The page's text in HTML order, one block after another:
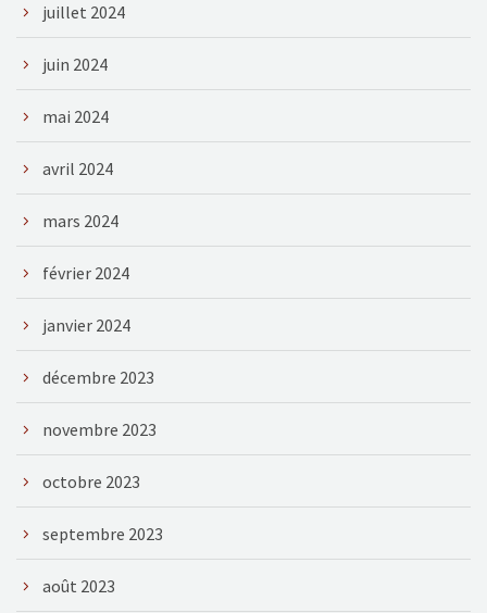
juillet 2024
juin 2024
mai 2024
avril 2024
mars 2024
février 2024
janvier 2024
décembre 2023
novembre 2023
octobre 2023
septembre 2023
août 2023